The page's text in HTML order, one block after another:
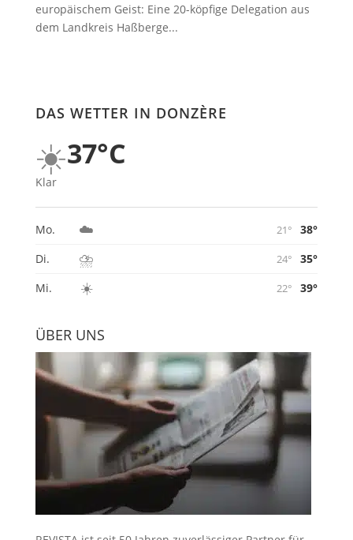
europäischem Geist: Eine 20-köpfige Delegation aus
dem Landkreis Haßberge...
DAS WETTER IN DONZÈRE
☀️37°C
Klar
Mo. ☁️ 21°
38°
Di.
⛈️ 24°
35°
Mi.
☀️ 22° 39°
ÜBER UNS